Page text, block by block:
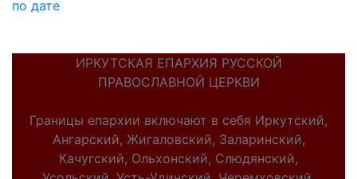
по дате
ИРКУТСКАЯ ЕПАРХИЯ РУССКОЙ
ПРАВОСЛАВНОЙ ЦЕРКВИ
Границы епархии включают в себя Иркутский,
Ангарский, Жигаловский, Заларинский,
Качугский, Ольхонский, Слюдянский,